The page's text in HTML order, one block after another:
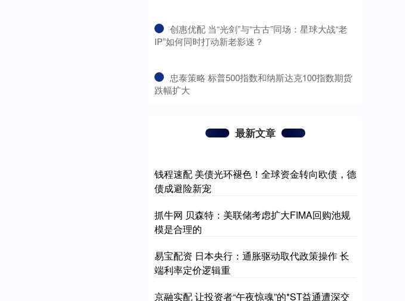
​创惠优配 当“光剑”与“古古”同场：星球大战“老
IP”如何同时打动新老影迷？
​忠泰策略 标普500指数和纳斯达克100指数期货
跌幅扩大
最新文章
钱程速配 美债光环褪色！全球资金转向欧债，德
债成避险新宠
抓牛网 贝森特：美联储考虑扩大FIMA回购池规
模是合理的
易宝配资 日本央行：通胀驱动取代政策操作 长
端利率定价逻辑重
京融实配 让投资者“午夜惊魂”的*ST益通遭深交